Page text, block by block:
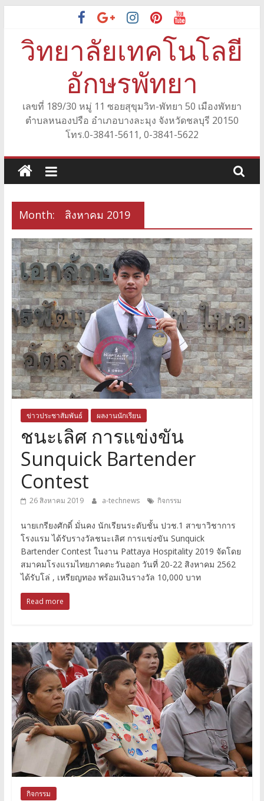
contentวิทยาลัยเทคโนโลยี
อักษรพัทยา
เลขที่ 189/30 หมู่ 11 ซอยสุขุมวิท-พัทยา 50 เมืองพัทยา
ตำบลหนองปรือ อำเภอบางละมุง จังหวัดชลบุรี 20150
โทร.0-3841-5611, 0-3841-5622
Month: สิงหาคม 2019
ข่าวประชาสัมพันธ์ ผลงานนักเรียน
ชนะเลิศ การแข่งขัน
Sunquick Bartender
Contest
26 สิงหาคม 2019 a-technews กิจกรรม
นายเกรียงศักดิ์ มั่นคง นักเรียนระดับชั้น ปวช.1 สาขาวิชาการ
โรงแรม ได้รับรางวัลชนะเลิศ การแข่งขัน Sunquick
Bartender Contest ในงาน Pattaya Hospitality 2019 จัดโดย
สมาคมโรงแรมไทยภาคตะวันออก วันที่ 20-22 สิงหาคม 2562
ได้รับโล่ , เหรียญทอง พร้อมเงินรางวัล 10,000 บาท
Read more
กิจกรรม